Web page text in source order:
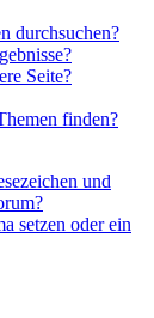
durchsuchen?
Seite?
finden?
und
setzen oder ein